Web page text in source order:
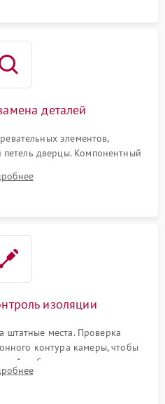
деталей
элементов,
дверцы. Компонентный
контактов и замена
изоляции
штатные места. Проверка
контура камеры, чтобы
мебели и потерю тепла.
и сборка корпуса шкафа.